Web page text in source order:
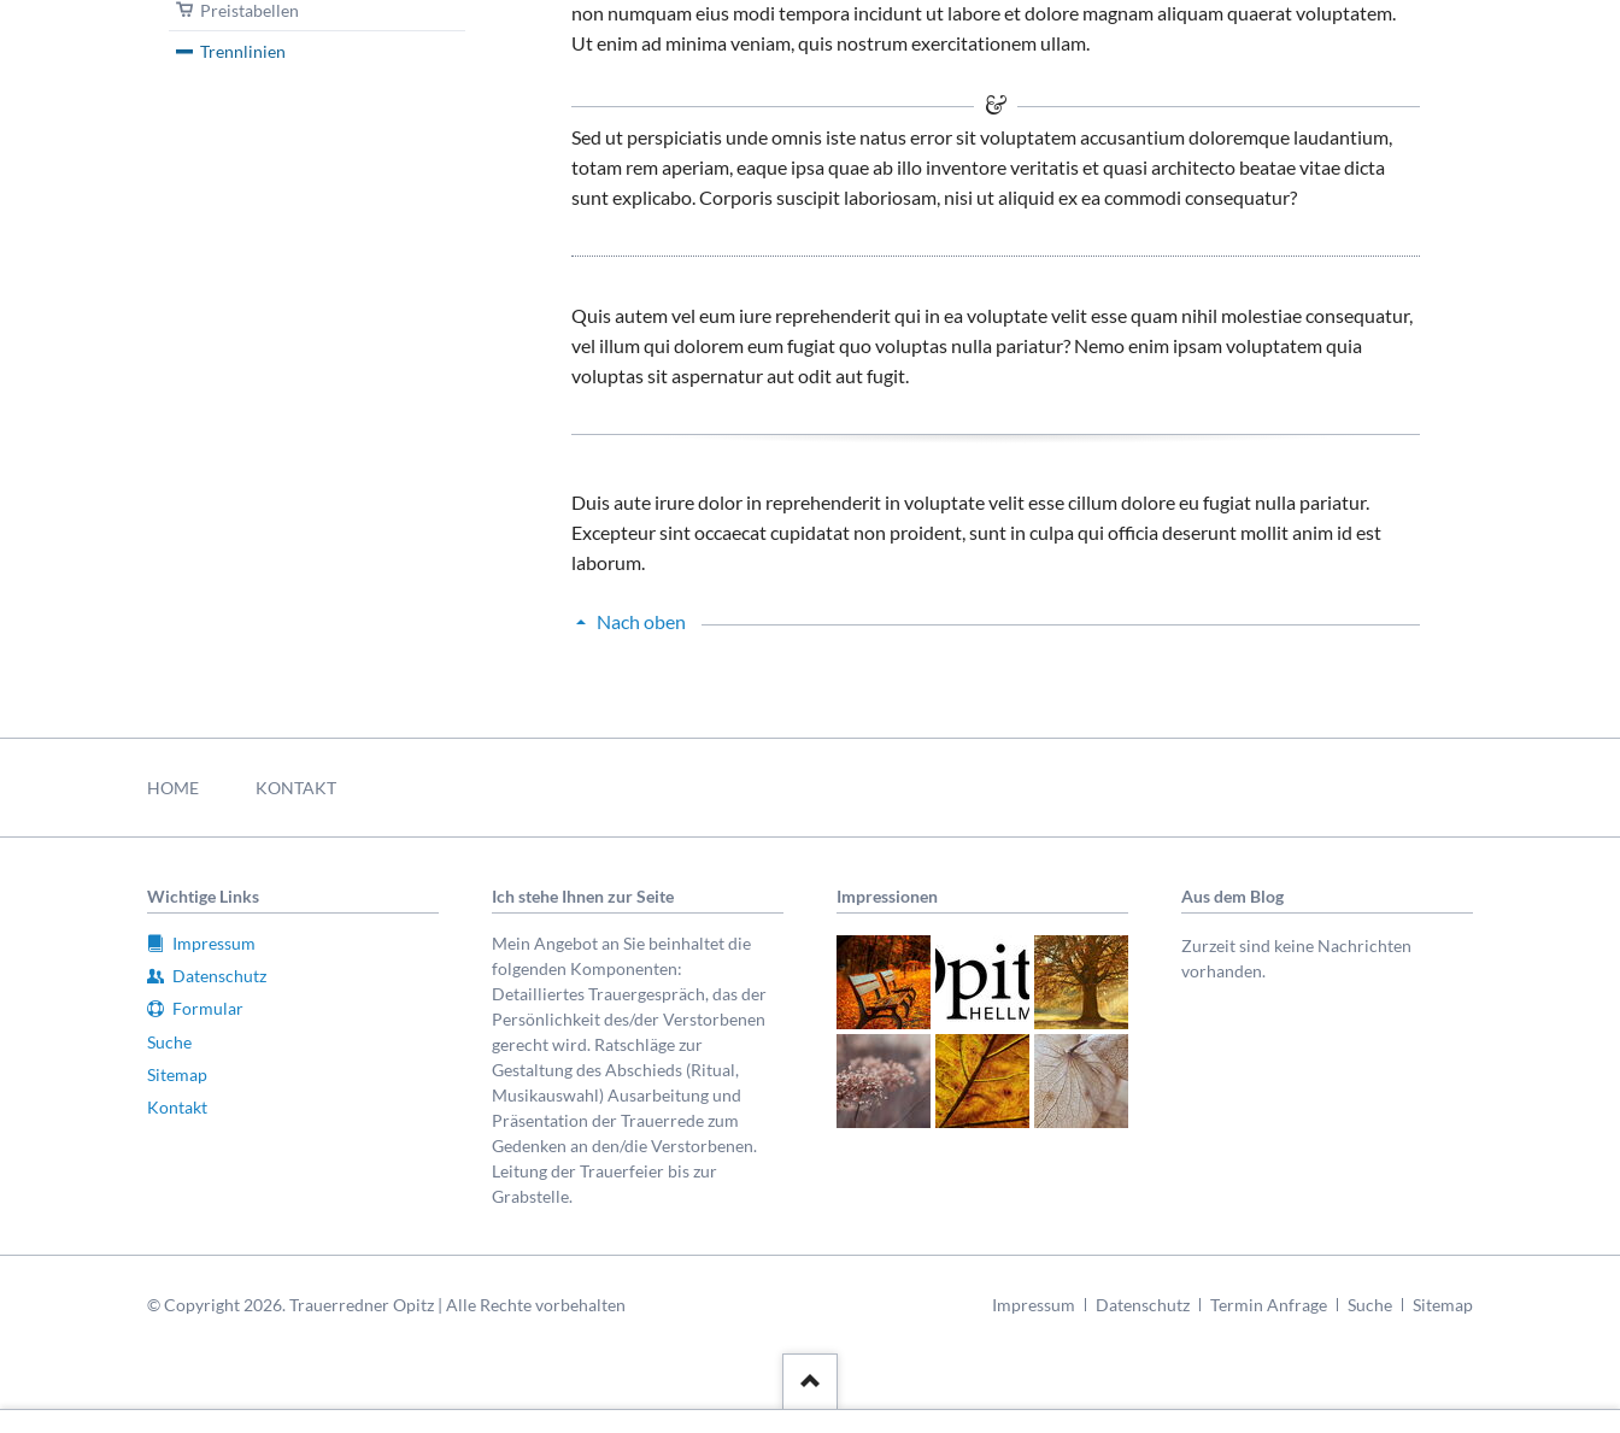
non numquam eius modi tempora incidunt ut labore et dolore magnam aliquam quaerat voluptatem.
Ut enim ad minima veniam, quis nostrum exercitationem ullam.
Sed ut perspiciatis unde omnis iste natus error sit voluptatem accusantium doloremque laudantium,
totam rem aperiam, eaque ipsa quae ab illo inventore veritatis et quasi architecto beatae vitae dicta
sunt explicabo. Corporis suscipit laboriosam, nisi ut aliquid ex ea commodi consequatur?
Quis autem vel eum iure reprehenderit qui in ea voluptate velit esse quam nihil molestiae consequatur,
vel illum qui dolorem eum fugiat quo voluptas nulla pariatur? Nemo enim ipsam voluptatem quia
voluptas sit aspernatur aut odit aut fugit.
Duis aute irure dolor in reprehenderit in voluptate velit esse cillum dolore eu fugiat nulla pariatur.
Excepteur sint occaecat cupidatat non proident, sunt in culpa qui officia deserunt mollit anim id est
laborum.
Nach oben
Preistabellen
Trennlinien
HOME KONTAKT
Wichtige Links
Impressum
Datenschutz
Formular
Suche
Sitemap
Kontakt
Ich stehe Ihnen zur Seite
Mein Angebot an Sie beinhaltet die
folgenden Komponenten:
Detailliertes Trauergespräch, das der
Persönlichkeit des/der Verstorbenen
gerecht wird. Ratschläge zur
Gestaltung des Abschieds (Ritual,
Musikauswahl) Ausarbeitung und
Präsentation der Trauerrede zum
Gedenken an den/die Verstorbenen.
Leitung der Trauerfeier bis zur
Grabstelle.
Impressionen Aus dem Blog
Zurzeit sind keine Nachrichten
vorhanden.
© Copyright 2026. Trauerredner Opitz | Alle Rechte vorbehalten
Navigation
Impressum Datenschutz Termin Anfrage Suche Sitemap